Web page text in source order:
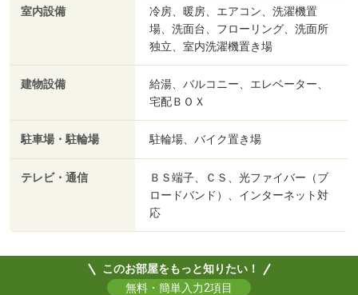
室内設備
冷房、暖房、エアコン、洗濯機置
場、洗面台、フローリング、洗面所
独立、室内洗濯機置き場
建物設備
給湯、バルコニー、エレベーター、
宅配ＢＯＸ
駐車場・駐輪場 駐輪場、バイク置き場
テレビ・通信
ＢＳ端子、ＣＳ、光ファイバー（ブ
ロードバンド）、インターネット対
応
このお部屋をもっと知りたい！
無料・簡単入力2項目